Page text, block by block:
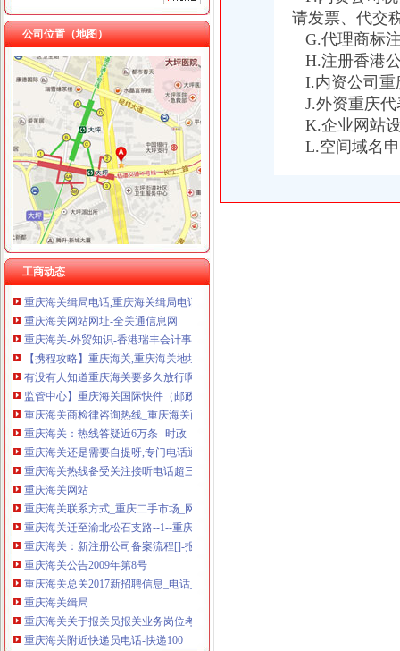
重庆宝鹰汽车销售有限公司
公司位置（地图）
工商动态
重庆海关电话
今年上半年重庆海关ECFA货物通关西部第一-中新网
2015国考重庆海关暂缓录用公示-公务员复习辅导-文都网校
重庆海关
重庆海关电话,重庆海关电话多少_图吧电话查询
重庆海关>重庆海关
【重庆海关缉局】重庆海关缉局电话,重庆海关缉局地址_图吧
重庆海关联系电话、联系地址-全关通信息网
重庆海关2017年国考职位表_重庆海关2017年国家公务员职位表查
重庆海关缉局电话,重庆海关缉局电话多少_图吧电话查询
重庆海关网站网址-全关通信息网
重庆海关-外贸知识-香港瑞丰会计事务所
【携程攻略】重庆海关,重庆海关地址/电话/营业时间
有没有人知道重庆海关要多久放行啊_我从英国直邮回来的奶6罐_宝
监管中心】重庆海关国际快件（邮政）监管中心电话,重庆海关国际
重庆海关商检律咨询热线_重庆海关商检律师咨询电话-华律网（66
重庆海关：热线答疑近6万条--时政--网
重庆海关还是需要自提呀,专门电话通知的=-第2页-LGNexus5/D821
重庆海关热线备受关注接听电话超三万次_网易新闻
重庆海关网站
重庆海关联系方式_重庆二手市场_网优二手网
重庆海关迁至渝北松石支路--1--重庆新闻网
重庆海关：新注册公司备案流程[]-报关员通关指南--育路报关员
重庆海关公告2009年第8号
重庆海关总关2017新招聘信息_电话_地址-58企业名录
重庆海关缉局
重庆海关关于报关员报关业务岗位考核的通知
重庆海关附近快递员电话-快递100
重庆海关:邮寄手机需要交税吗_报关员资格_新浪博客
请发票、代交
G.代理商标
H.注册香港
I.内资公司重
J.外资重庆代
K.企业网站
L.空间域名